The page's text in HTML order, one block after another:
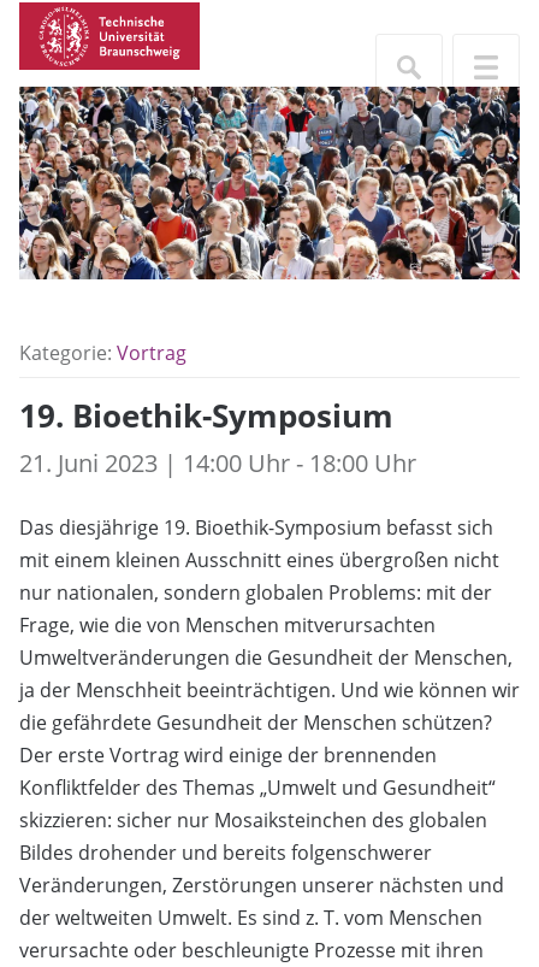
Kategorie: Vortrag
19. Bioethik-Symposium
21. Juni 2023 | 14:00 Uhr - 18:00 Uhr
Das diesjährige 19. Bioethik-Symposium befasst sich
mit einem kleinen Ausschnitt eines übergroßen nicht
nur nationalen, sondern globalen Problems: mit der
Frage, wie die von Menschen mitverursachten
Umweltveränderungen die Gesundheit der Menschen,
ja der Menschheit beeinträchtigen. Und wie können wir
die gefährdete Gesundheit der Menschen schützen?
Der erste Vortrag wird einige der brennenden
Konfliktfelder des Themas „Umwelt und Gesundheit“
skizzieren: sicher nur Mosaiksteinchen des globalen
Bildes drohender und bereits folgenschwerer
Veränderungen, Zerstörungen unserer nächsten und
der weltweiten Umwelt. Es sind z. T. vom Menschen
verursachte oder beschleunigte Prozesse mit ihren